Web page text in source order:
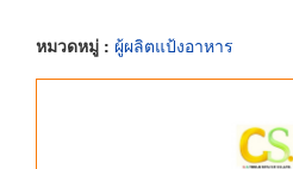
หมวดหมู่ : ผู้ผลิตแป้งอาหาร